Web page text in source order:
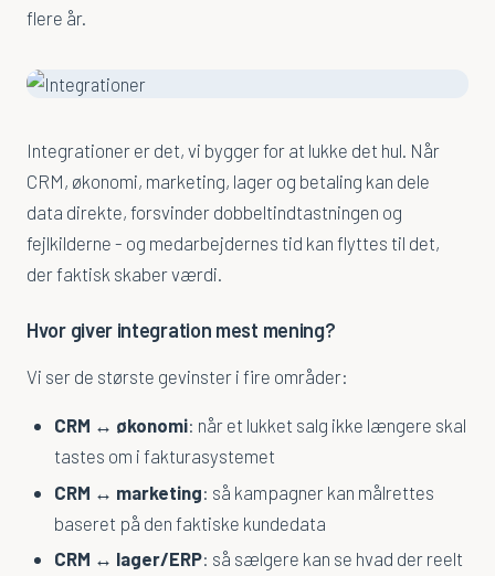
IT-Analyse
Produkter
Ampleo Data Connector
Ampleo Portal
CPQ
Microsoft Dynamics 365
Microsoft Power BI
Microsoft Power Platform
Microsoft PowerApps
PowerCRM
flere år.
Integrationer er det, vi bygger for at lukke det hul. Når
CRM, økonomi, marketing, lager og betaling kan dele
data direkte, forsvinder dobbeltindtastningen og
fejlkilderne - og medarbejdernes tid kan flyttes til det,
der faktisk skaber værdi.
Hvor giver integration mest mening?
Vi ser de største gevinster i fire områder:
CRM ↔ økonomi: når et lukket salg ikke længere skal
tastes om i fakturasystemet
CRM ↔ marketing: så kampagner kan målrettes
baseret på den faktiske kundedata
CRM ↔ lager/ERP: så sælgere kan se hvad der reelt